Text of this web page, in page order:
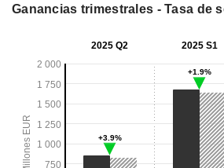
Ganancias trimestrales - Tasa de